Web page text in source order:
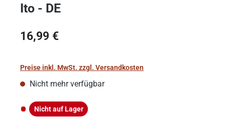
Ito - DE
Regulärer Preis:
16,99 €
Preise inkl. MwSt. zzgl. Versandkosten
Nicht mehr verfügbar
Nicht auf Lager
Nicht auf Lager